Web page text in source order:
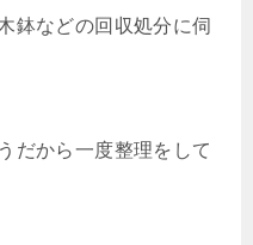
鉢などの回収処分に伺
だから一度整理をして